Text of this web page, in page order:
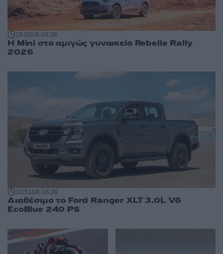
15:5208.08.26
Η Mini στο αμιγώς γυναικείο Rebelle Rally
2026
10:5108.08.26
Διαθέσιμο το Ford Ranger XLT 3.0L V6
EcoBlue 240 PS